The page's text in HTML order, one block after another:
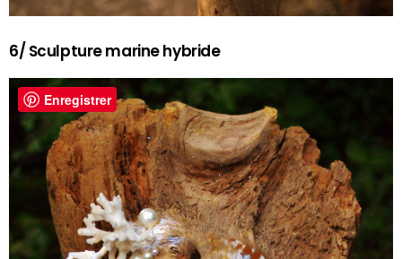
6/ Sculpture marine hybride
Enregistrer